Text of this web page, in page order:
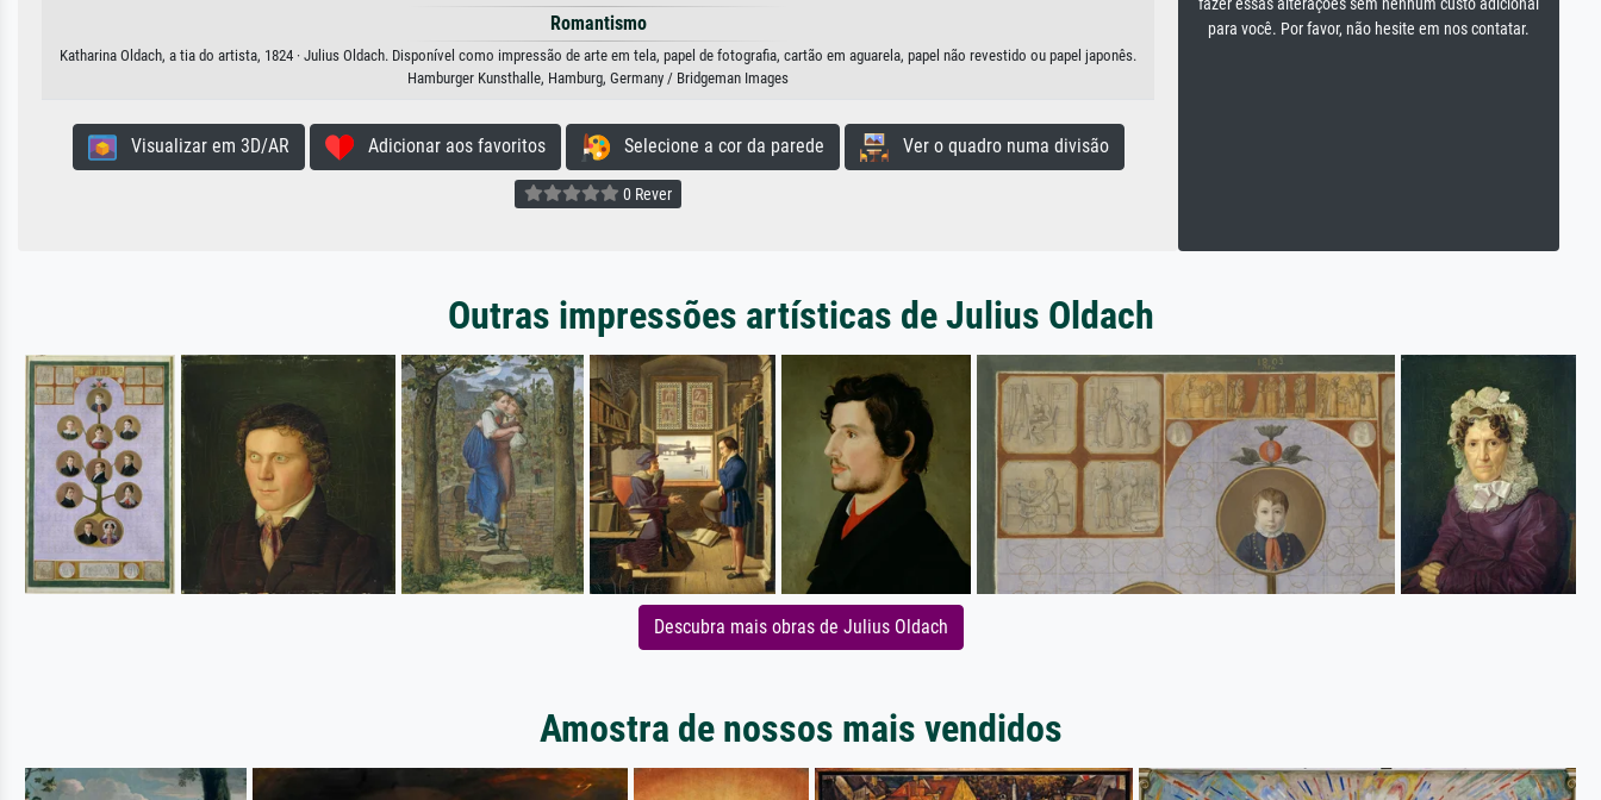
Romantismo
Katharina Oldach, a tia do artista, 1824 · Julius Oldach. Disponível como impressão de arte em tela, papel de fotografia, cartão em aguarela, papel não revestido ou papel japonês.
Hamburger Kunsthalle, Hamburg, Germany / Bridgeman Images
Visualizar em 3D/AR Adicionar aos favoritos Selecione a cor da parede Ver o quadro numa divisão
0 Rever
fazer essas alterações sem nenhum custo adicional
para você. Por favor, não hesite em nos contatar.
Outras impressões artísticas de Julius Oldach
Descubra mais obras de Julius Oldach
Amostra de nossos mais vendidos